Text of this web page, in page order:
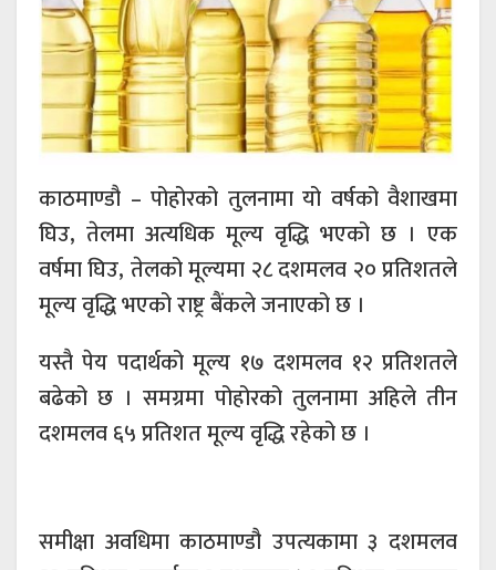
काठमाण्डौ – पोहोरको तुलनामा यो वर्षको वैशाखमा
घिउ, तेलमा अत्यधिक मूल्य वृद्धि भएको छ । एक
वर्षमा घिउ, तेलको मूल्यमा २८ दशमलव २० प्रतिशतले
मूल्य वृद्धि भएको राष्ट्र बैंकले जनाएको छ ।
यस्तै पेय पदार्थको मूल्य १७ दशमलव १२ प्रतिशतले
बढेको छ । समग्रमा पोहोरको तुलनामा अहिले तीन
दशमलव ६५ प्रतिशत मूल्य वृद्धि रहेको छ ।
समीक्षा अवधिमा काठमाण्डौ उपत्यकामा ३ दशमलव